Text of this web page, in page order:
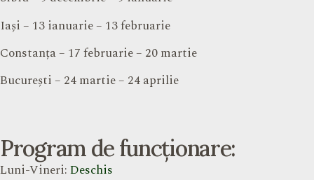
Iași – 13 ianuarie – 13 februarie
Constanța – 17 februarie – 20 martie
București – 24 martie – 24 aprilie
Program de funcționare:
Luni-Vineri:Deschis